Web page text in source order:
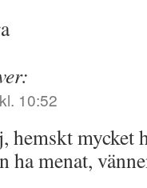
10:52
hemskt
ha menat,